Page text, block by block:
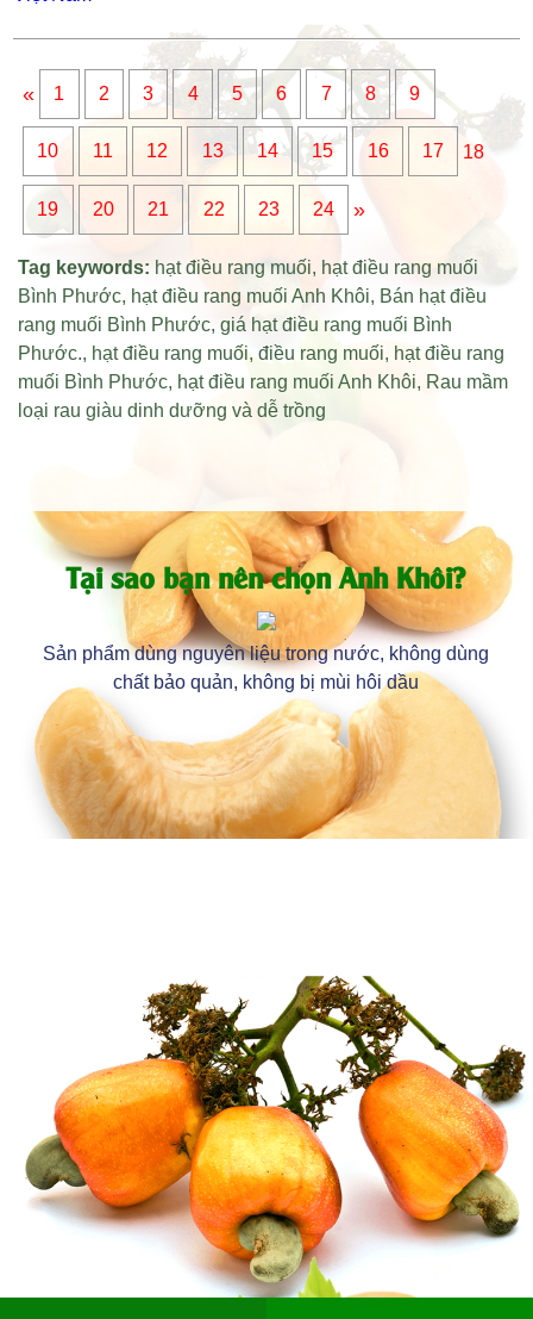
« 1 2 3 4 5 6 7 8 9
10 11 12 13 14 15 16 17 18
19 20 21 22 23 24 »
Tag keywords: hạt điều rang muối, hạt điều rang muối
Bình Phước, hạt điều rang muối Anh Khôi, Bán hạt điều
rang muối Bình Phước,giá hạt điều rang muối Bình
Phước., hạt điều rang muối,điều rang muối, hạt điều rang
muối Bình Phước, hạt điều rang muối Anh Khôi, Rau mầm
loại rau giàu dinh dưỡng và dễ trồng
Tại sao bạn nên chọn Anh Khôi?
Sản phẩm dùng nguyên liệu trong nước, không dùng
chất bảo quản, không bị mùi hôi dầu